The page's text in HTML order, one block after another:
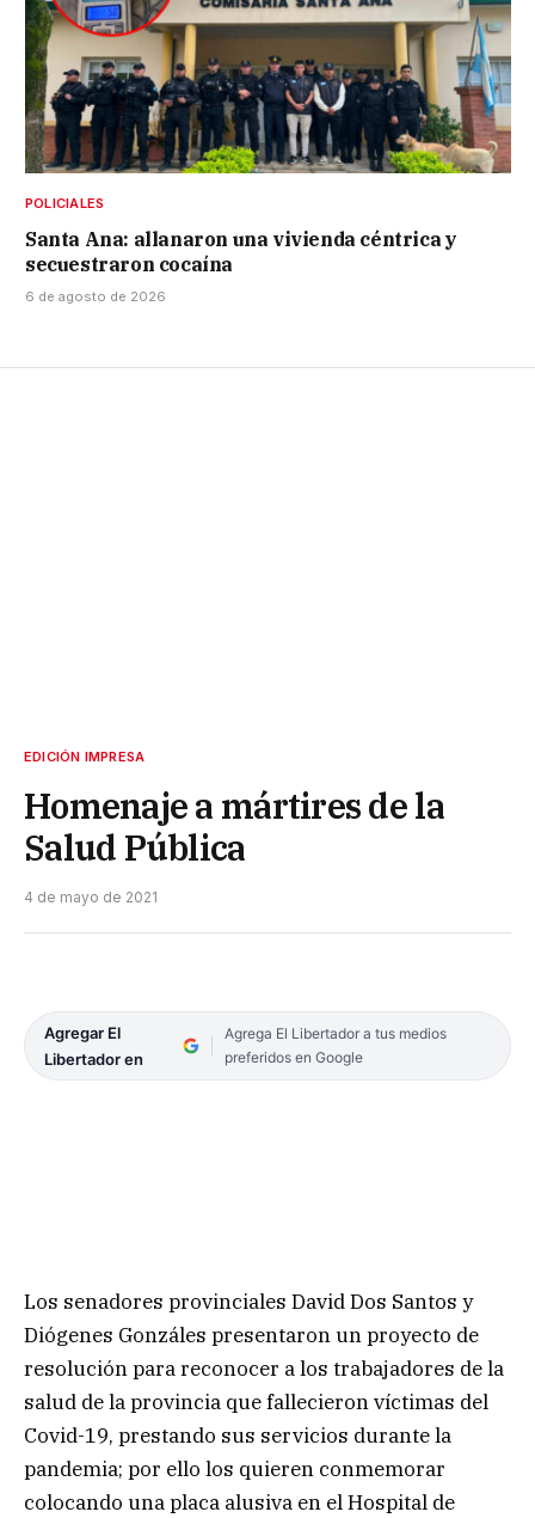
POLICIALES
Santa Ana: allanaron una vivienda céntrica y
secuestraron cocaína
6 de agosto de 2026
EDICIÓN IMPRESA
Homenaje a mártires de la
Salud Pública
4 de mayo de 2021
Agregar El
Libertador en
Agrega El Libertador a tus medios
preferidos en Google
Los senadores provinciales David Dos Santos y
Diógenes Gonzáles presentaron un proyecto de
resolución para reconocer a los trabajadores de la
salud de la provincia que fallecieron víctimas del
Covid-19, prestando sus servicios durante la
pandemia; por ello los quieren conmemorar
colocando una placa alusiva en el Hospital de